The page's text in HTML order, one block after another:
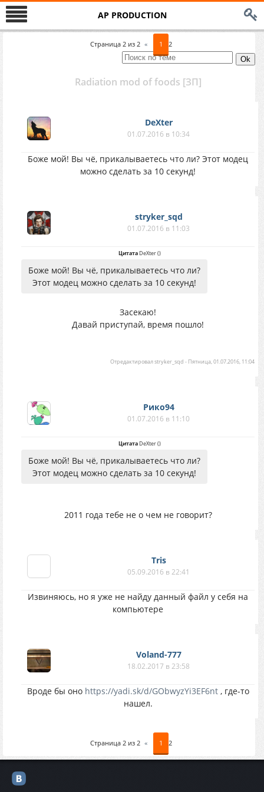
AP PRODUCTION
Страница 2 из 2 « 1 2
Radiation mod of foods [ЗП]
DеXter
01.07.2016 в 10:34
Боже мой! Вы чё, прикалываетесь что ли? Этот модец
можно сделать за 10 секунд!
stryker_sqd
01.07.2016 в 11:03
ЦитатаDеXter()
Боже мой! Вы чё, прикалываетесь что ли?
Этот модец можно сделать за 10 секунд!
Засекаю!
Давай приступай, время пошло!
Отредактировалstryker_sqd - Пятница, 01.07.2016, 11:04
Рико94
01.07.2016 в 11:10
ЦитатаDеXter()
Боже мой! Вы чё, прикалываетесь что ли?
Этот модец можно сделать за 10 секунд!
2011 года тебе не о чем не говорит?
Tris
05.09.2016 в 22:41
Извиняюсь, но я уже не найду данный файл у себя на
компьютере
Voland-777
18.02.2017 в 23:58
Вроде бы оно https://yadi.sk/d/GObwyzYi3EF6nt, где-то
нашел.
Страница 2 из 2 « 1 2